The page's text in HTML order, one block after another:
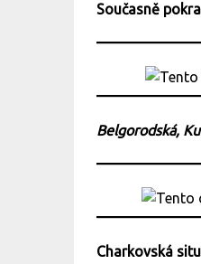
Současně
Belgorodská,
Charkovská